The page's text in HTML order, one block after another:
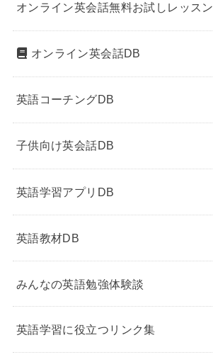
オンライン英会話無料お試しレッスン
オンライン英会話DB
英語コーチングDB
子供向け英会話DB
英語学習アプリDB
英語教材DB
みんなの英語勉強体験談
英語学習に役立つリンク集